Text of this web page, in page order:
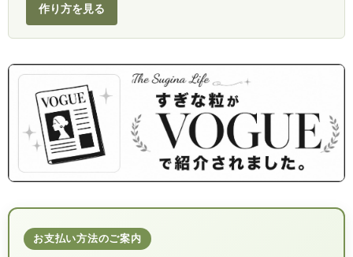
作り方を見る
お支払い方法のご案内